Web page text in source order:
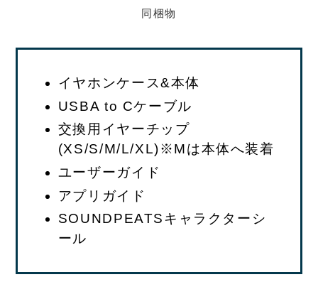
同梱物
イヤホンケース&本体
USBA to Cケーブル
交換用イヤーチップ
(XS/S/M/L/XL)※Mは本体へ装着
ユーザーガイド
アプリガイド
SOUNDPEATSキャラクターシ
ール